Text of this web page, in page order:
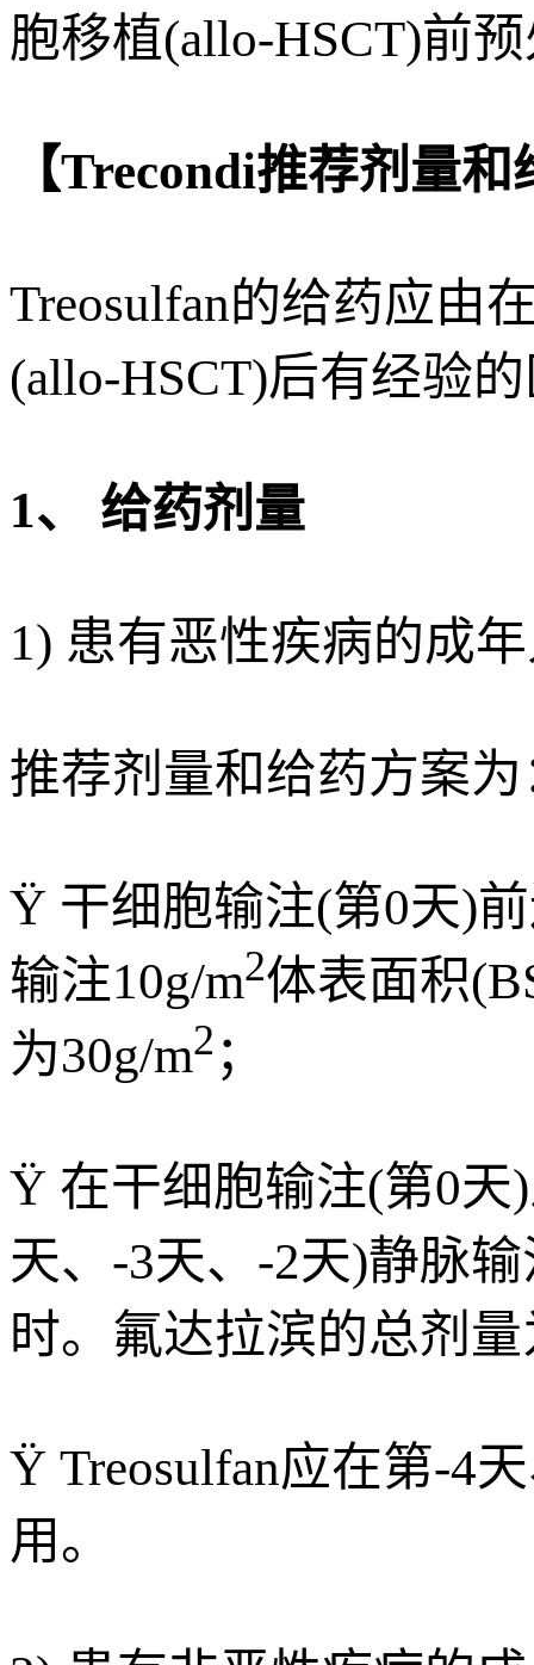
胞移植(allo-HSCT)前
【Trecondi推荐剂量
Treosulfan的给药应由
(allo-HSCT)后有经验
1、 给药剂量
1) 患有恶性疾病的成
推荐剂量和给药方案为
Ÿ 干细胞输注(第0天)
输注10g/m2体表面积
为30g/m2 ；
Ÿ 在干细胞输注(第0天
天、-3天、-2天)静脉
时。氟达拉滨的总剂量
Ÿ Treosulfan应在第-4
用。